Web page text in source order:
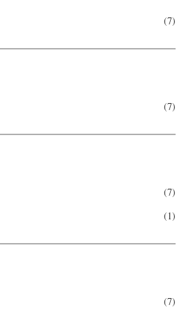
(7)
(7)
(7)
(1)
(7)